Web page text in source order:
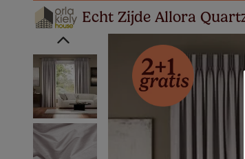
Echt Zijde Allora